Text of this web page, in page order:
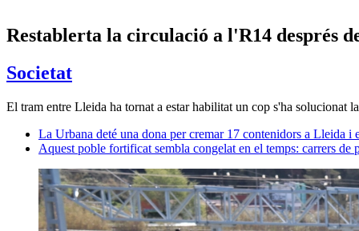
Restablerta la circulació a l'R14 després
Societat
El tram entre Lleida ha tornat a estar habilitat un cop s'ha solucionat
La Urbana deté una dona per cremar 17 contenidors a Lleida i
Aquest poble fortificat sembla congelat en el temps: carrers de